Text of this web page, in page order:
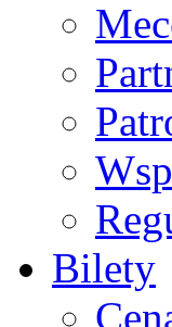
Bilety